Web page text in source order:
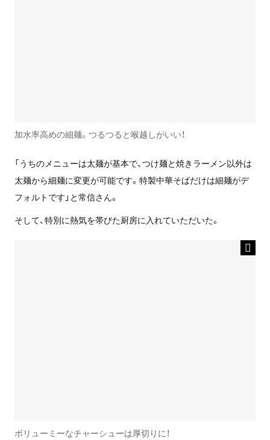
加水率高めの細麺。つるつると喉越しがいい！
「うちのメニューは太麺が基本で、つけ麺と焼きラーメン以外は
太麺から細麺に変更が可能です。特製中華そばだけは細麺がデ
フォルトです」と常信さん。
そして、特別に熱気を帯びた厨房に入れていただいた。
ボリューミーなチャーシューは厚切りに！